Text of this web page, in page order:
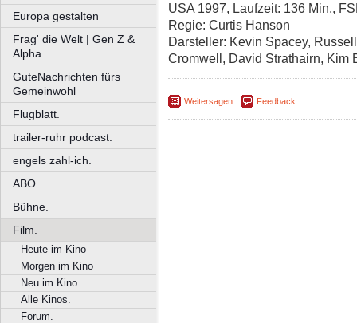
Europa gestalten
Frag' die Welt | Gen Z &
Alpha
GuteNachrichten fürs
Gemeinwohl
Flugblatt.
trailer-ruhr podcast.
engels zahl-ich.
ABO.
Bühne.
Film.
Heute im Kino
Morgen im Kino
Neu im Kino
Alle Kinos.
Forum.
USA 1997, Laufzeit: 136 Min.,
Regie: Curtis Hanson
Darsteller: Kevin Spacey,
Cromwell, David Strathairn, Kim
Weitersagen Feedback